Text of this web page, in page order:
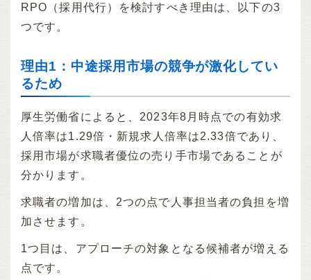
RPO（採用代行）を検討すべき理由は、以下の3
つです。
理由1：中途採用市場の競争が激化してい
るため
厚生労働省によると、2023年8月時点での有効求
人倍率は1.29倍・新規求人倍率は2.33倍であり、
採用市場が求職者優位の売り手市場であることが
分かります。
求職者の増加は、2つの点で人事担当者の負担を増
加させます。
1つ目は、アプローチの対象となる候補者が増える
点です。